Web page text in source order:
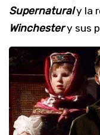
Supernaturaly la
Winchestery sus